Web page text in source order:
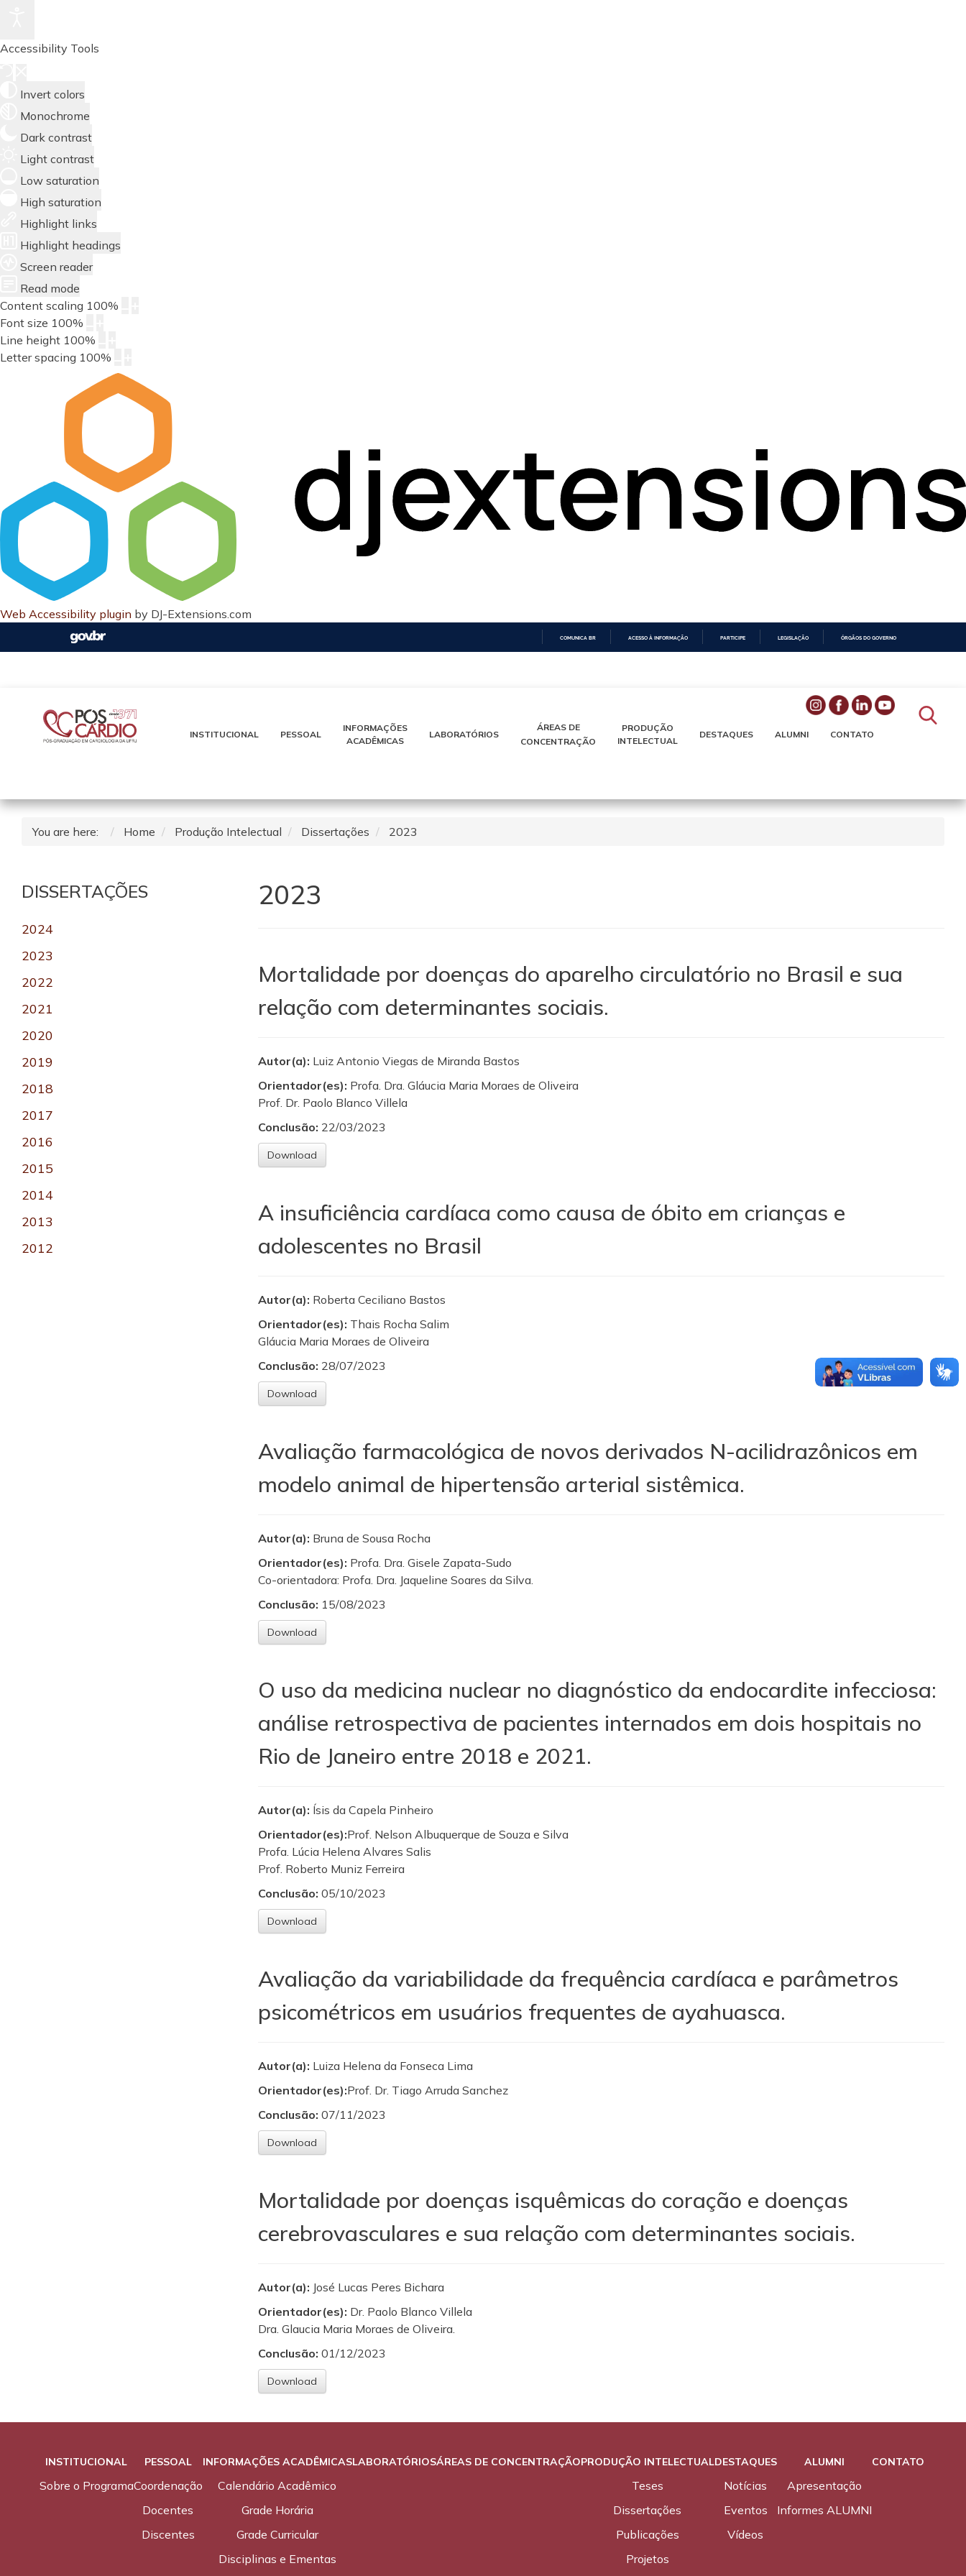
Accessibility Tools
Invert colors
Monochrome
Dark contrast
Light contrast
Low saturation
High saturation
Highlight links
Highlight headings
Screen reader
Read mode
Content scaling 100%
Font size 100%
Line height 100%
Letter spacing 100%
Web Accessibility plugin by DJ-Extensions.com
COMUNICA BR ACESSO À INFORMAÇÃO PARTICIPE LEGISLAÇÃO ÓRGÃOS DO GOVERNO
INSTITUCIONAL PESSOAL
INFORMAÇÕES
ACADÊMICAS
LABORATÓRIOS
ÁREAS DE
CONCENTRAÇÃO
PRODUÇÃO
INTELECTUAL
DESTAQUES ALUMNI CONTATO
You are here: Home Produção Intelectual Dissertações 2023
DISSERTAÇÕES
2024
2023
2022
2021
2020
2019
2018
2017
2016
2015
2014
2013
2012
2023
Mortalidade por doenças do aparelho circulatório no Brasil e sua
relação com determinantes sociais.
Autor(a): Luiz Antonio Viegas de Miranda Bastos
Orientador(es): Profa. Dra. Gláucia Maria Moraes de Oliveira
Prof. Dr. Paolo Blanco Villela
Conclusão: 22/03/2023
Download
A insuficiência cardíaca como causa de óbito em crianças e
adolescentes no Brasil
Autor(a): Roberta Ceciliano Bastos
Orientador(es): Thais Rocha Salim
Gláucia Maria Moraes de Oliveira
Conclusão: 28/07/2023
Download
Avaliação farmacológica de novos derivados N-acilidrazônicos em
modelo animal de hipertensão arterial sistêmica.
Autor(a): Bruna de Sousa Rocha
Orientador(es): Profa. Dra. Gisele Zapata-Sudo
Co-orientadora: Profa. Dra. Jaqueline Soares da Silva.
Conclusão: 15/08/2023
Download
O uso da medicina nuclear no diagnóstico da endocardite infecciosa:
análise retrospectiva de pacientes internados em dois hospitais no
Rio de Janeiro entre 2018 e 2021.
Autor(a): Ísis da Capela Pinheiro
Orientador(es):Prof. Nelson Albuquerque de Souza e Silva
Profa. Lúcia Helena Alvares Salis
Prof. Roberto Muniz Ferreira
Conclusão: 05/10/2023
Download
Avaliação da variabilidade da frequência cardíaca e parâmetros
psicométricos em usuários frequentes de ayahuasca.
Autor(a): Luiza Helena da Fonseca Lima
Orientador(es):Prof. Dr. Tiago Arruda Sanchez
Conclusão: 07/11/2023
Download
Mortalidade por doenças isquêmicas do coração e doenças
cerebrovasculares e sua relação com determinantes sociais.
Autor(a): José Lucas Peres Bichara
Orientador(es): Dr. Paolo Blanco Villela
Dra. Glaucia Maria Moraes de Oliveira.
Conclusão: 01/12/2023
Download
INSTITUCIONAL
Sobre o Programa
PESSOAL
Coordenação
Docentes
Discentes
INFORMAÇÕES ACADÊMICAS
Calendário Acadêmico
Grade Horária
Grade Curricular
Disciplinas e Ementas
LABORATÓRIOSÁREAS DE CONCENTRAÇÃOPRODUÇÃO INTELECTUAL
Teses
Dissertações
Publicações
Projetos
DESTAQUES
Notícias
Eventos
Vídeos
ALUMNI
Apresentação
Informes ALUMNI
CONTATO